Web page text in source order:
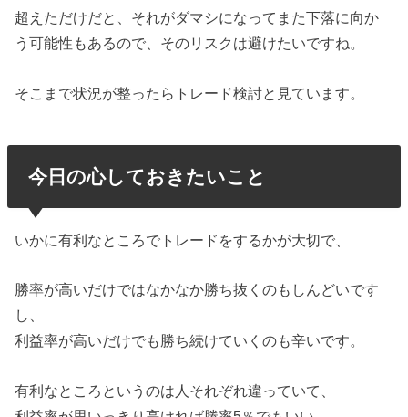
超えただけだと、それがダマシになってまた下落に向か
う可能性もあるので、そのリスクは避けたいですね。
そこまで状況が整ったらトレード検討と見ています。
今日の心しておきたいこと
いかに有利なところでトレードをするかが大切で、
勝率が高いだけではなかなか勝ち抜くのもしんどいです
し、
利益率が高いだけでも勝ち続けていくのも辛いです。
有利なところというのは人それぞれ違っていて、